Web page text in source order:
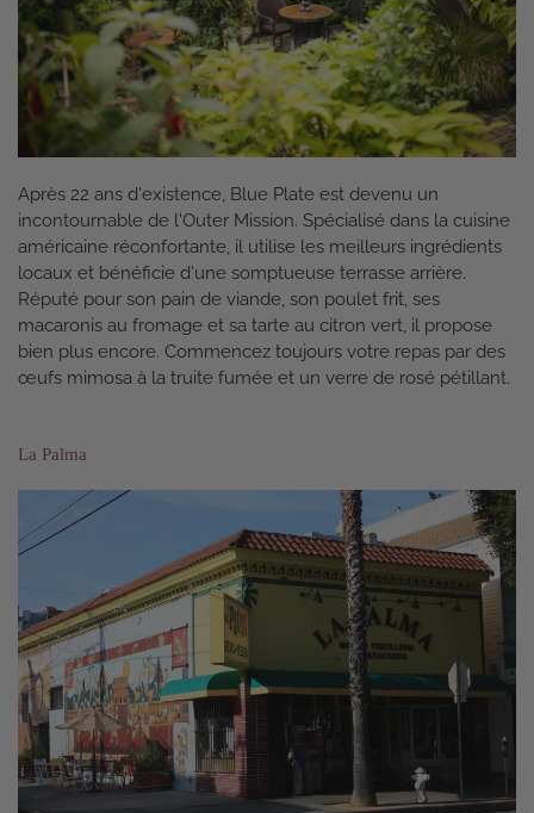
Après 22 ans d'existence, Blue Plate est devenu un
incontournable de l'Outer Mission. Spécialisé dans la cuisine
américaine réconfortante, il utilise les meilleurs ingrédients
locaux et bénéficie d'une somptueuse terrasse arrière.
Réputé pour son pain de viande, son poulet frit, ses
macaronis au fromage et sa tarte au citron vert, il propose
bien plus encore. Commencez toujours votre repas par des
œufs mimosa à la truite fumée et un verre de rosé pétillant.
La Palma